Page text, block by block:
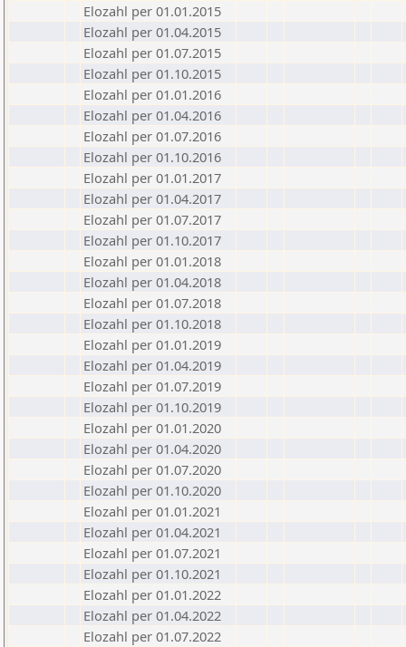
Elozahl per 01.01.2015
Elozahl per 01.04.2015
Elozahl per 01.07.2015
Elozahl per 01.10.2015
Elozahl per 01.01.2016
Elozahl per 01.04.2016
Elozahl per 01.07.2016
Elozahl per 01.10.2016
Elozahl per 01.01.2017
Elozahl per 01.04.2017
Elozahl per 01.07.2017
Elozahl per 01.10.2017
Elozahl per 01.01.2018
Elozahl per 01.04.2018
Elozahl per 01.07.2018
Elozahl per 01.10.2018
Elozahl per 01.01.2019
Elozahl per 01.04.2019
Elozahl per 01.07.2019
Elozahl per 01.10.2019
Elozahl per 01.01.2020
Elozahl per 01.04.2020
Elozahl per 01.07.2020
Elozahl per 01.10.2020
Elozahl per 01.01.2021
Elozahl per 01.04.2021
Elozahl per 01.07.2021
Elozahl per 01.10.2021
Elozahl per 01.01.2022
Elozahl per 01.04.2022
Elozahl per 01.07.2022